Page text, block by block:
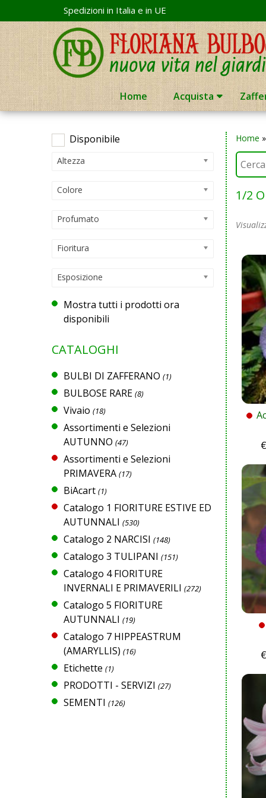
to
content
Spedizioni in Italia e in UE
Home Acquista
Home
1/2
€
€
Disponibile
Altezza
Colore
Profumato
Fioritura
Esposizione
Mostra tutti i prodotti ora
disponibili
CATALOGHI
BULBI DI ZAFFERANO (1)
BULBOSE RARE (8)
Vivaio (18)
Assortimenti e Selezioni
AUTUNNO (47)
Assortimenti e Selezioni
PRIMAVERA (17)
BiAcart (1)
Catalogo 1 FIORITURE ESTIVE ED
AUTUNNALI (530)
Catalogo 2 NARCISI (148)
Catalogo 3 TULIPANI (151)
Catalogo 4 FIORITURE
INVERNALI E PRIMAVERILI (272)
Catalogo 5 FIORITURE
AUTUNNALI (19)
Catalogo 7 HIPPEASTRUM
(AMARYLLIS) (16)
Etichette (1)
PRODOTTI - SERVIZI (27)
SEMENTI (126)